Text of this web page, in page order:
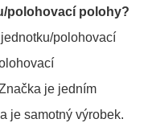
polohovací polohy?
polohovací
je jedním
je samotný výrobek.